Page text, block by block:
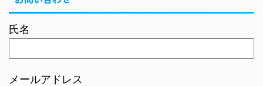
氏名
メールアドレス